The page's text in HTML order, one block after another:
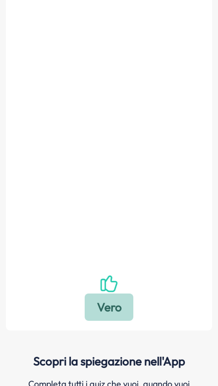
Scopri la spiegazione nell'App
Completa tutti i quiz che vuoi, quando vuoi